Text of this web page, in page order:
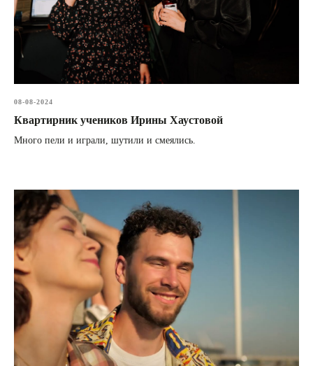
08-08-2024
Квартирник учеников Ирины Хаустовой
Много пели и играли, шутили и смеялись.